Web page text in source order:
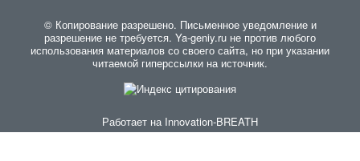
© Копирование разрешено. Письменное уведомление и
разрешение не требуется. Ya-geniy.ru не против любого
использования материалов со своего сайта, но при указании
читаемой гиперссылки на источник.
Работает на Innovation-BREATH